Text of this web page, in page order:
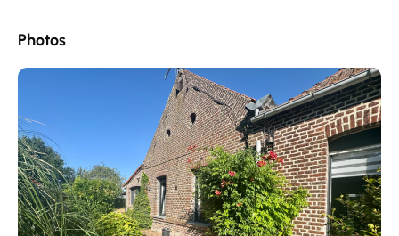
Photos